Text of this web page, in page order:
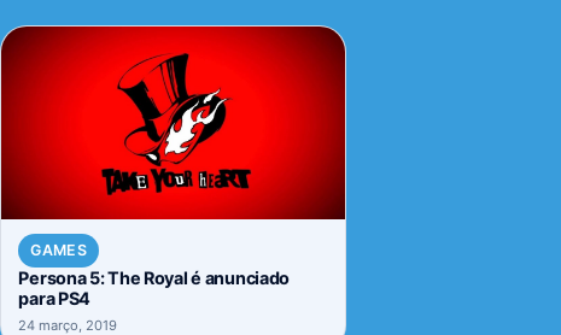
GAMES
Persona 5: The Royal é anunciado
para PS4
24 março, 2019